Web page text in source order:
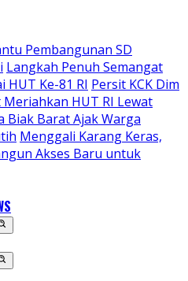
Pembangunan SD
Langkah Penuh Semangat
HUT Ke-81 RI Persit KCK Dim
HUT RI Lewat
Biak Barat Ajak Warga
Menggali Karang Keras,
Akses Baru untuk